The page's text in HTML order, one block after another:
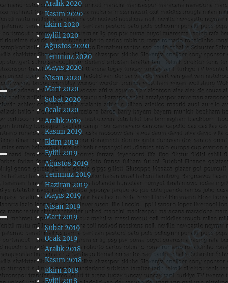
Aralık 2020
Kasım 2020
Ekim 2020
Eylül 2020
Ağustos 2020
Temmuz 2020
Mayıs 2020
Nisan 2020
Mart 2020
Şubat 2020
Ocak 2020
Aralık 2019
Kasım 2019
Ekim 2019
Eylül 2019
Ağustos 2019
Temmuz 2019
Haziran 2019
Mayıs 2019
Nisan 2019
Mart 2019
Şubat 2019
Ocak 2019
Aralık 2018
Kasım 2018
Ekim 2018
Eylül 2018